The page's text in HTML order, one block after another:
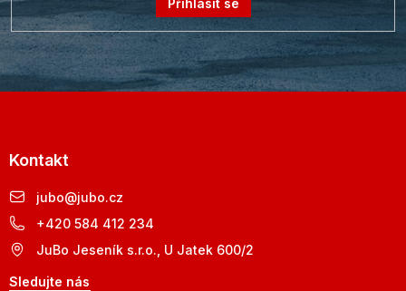
Přihlásit se
Kontakt
jubo@jubo.cz
+420 584 412 234
JuBo Jeseník s.r.o., U Jatek 600/2
Sledujte nás